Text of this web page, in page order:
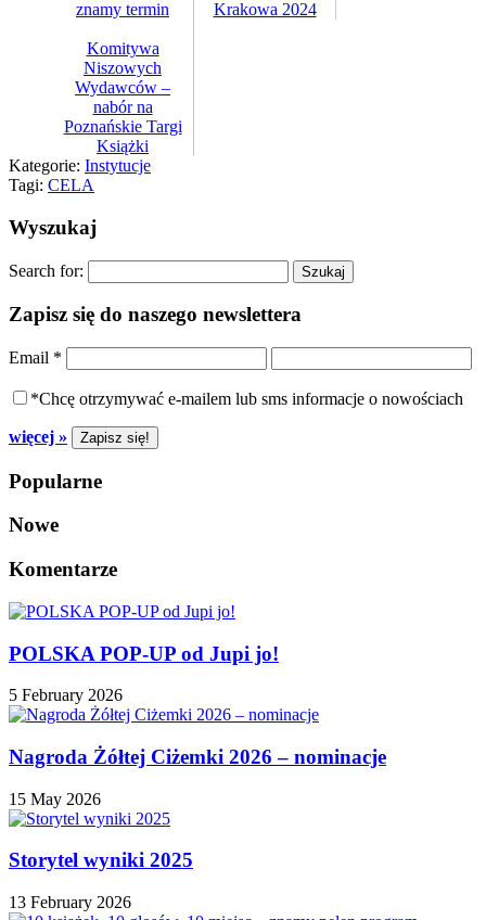
znamy termin Krakowa 2024
Komitywa
Niszowych
Wydawców –
nabór na
Poznańskie Targi
Książki
Kategorie: Instytucje
Tagi: CELA
Wyszukaj
Search for:
Zapisz się do naszego newslettera
Email *
*Chcę otrzymywać e-mailem lub sms informacje o nowościach
więcej »
Popularne
Nowe
Komentarze
POLSKA POP-UP od Jupi jo!
5 February 2026
Nagroda Żółtej Ciżemki 2026 – nominacje
15 May 2026
Storytel wyniki 2025
13 February 2026